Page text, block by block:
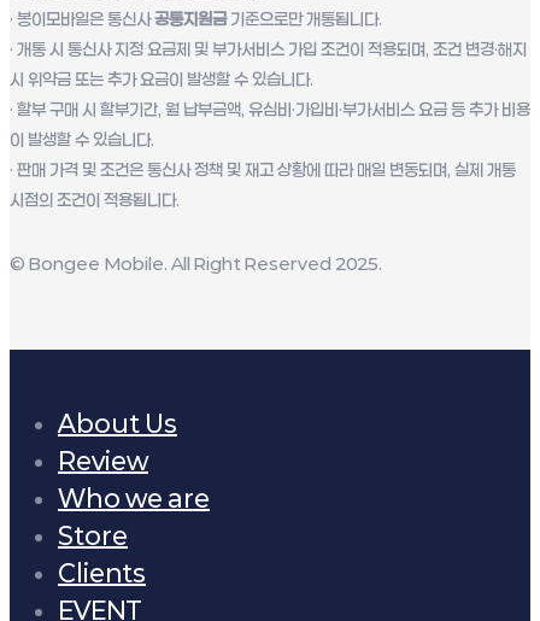
· 봉이모바일은 통신사공통지원금기준으로만 개통됩니다.
· 개통 시 통신사 지정 요금제 및 부가서비스 가입 조건이 적용되며, 조건 변경·해지
시 위약금 또는 추가 요금이 발생할 수 있습니다.
· 할부 구매 시 할부기간, 월 납부금액, 유심비·가입비·부가서비스 요금 등 추가 비용
이 발생할 수 있습니다.
· 판매 가격 및 조건은 통신사 정책 및 재고 상황에 따라 매일 변동되며, 실제 개통
시점의 조건이 적용됩니다.
© Bongee Mobile. All Right Reserved 2025.
About Us
Review
Who we are
Store
Clients
EVENT